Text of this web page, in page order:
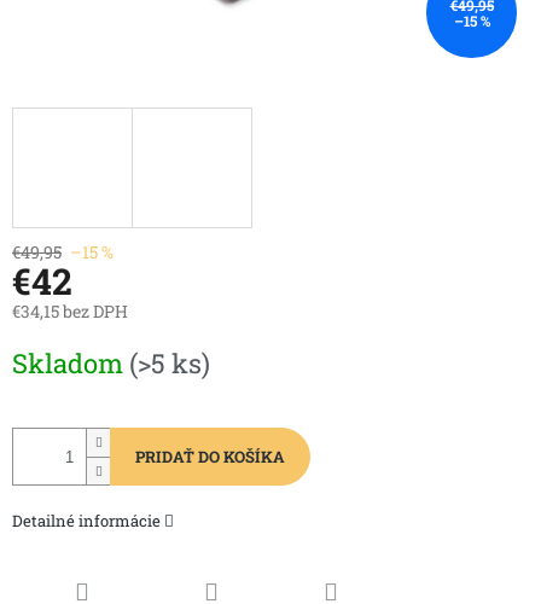
€49,95
–15 %
€49,95 –15 %
€42
€34,15 bez DPH
cena:
Skladom (>5 ks)
PRIDAŤ DO KOŠÍKA
Detailné informácie